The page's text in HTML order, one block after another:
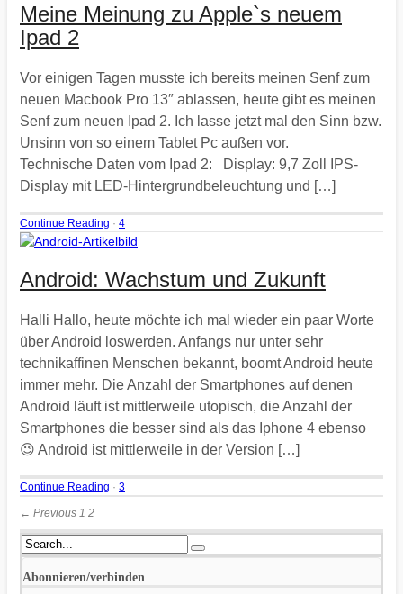
Meine Meinung zu Apple`s neuem
Ipad 2
Vor einigen Tagen musste ich bereits meinen Senf zum
neuen Macbook Pro 13″ ablassen, heute gibt es meinen
Senf zum neuen Ipad 2. Ich lasse jetzt mal den Sinn bzw.
Unsinn von so einem Tablet Pc außen vor.
Technische Daten vom Ipad 2: Display: 9,7 Zoll IPS-
Display mit LED-Hintergrundbeleuchtung und […]
Continue Reading · 4
Android: Wachstum und Zukunft
Halli Hallo, heute möchte ich mal wieder ein paar Worte
über Android loswerden. Anfangs nur unter sehr
technikaffinen Menschen bekannt, boomt Android heute
immer mehr. Die Anzahl der Smartphones auf denen
Android läuft ist mittlerweile utopisch, die Anzahl der
Smartphones die besser sind als das Iphone 4 ebenso
😉 Android ist mittlerweile in der Version […]
Continue Reading · 3
← Previous 1 2
Abonnieren/verbinden